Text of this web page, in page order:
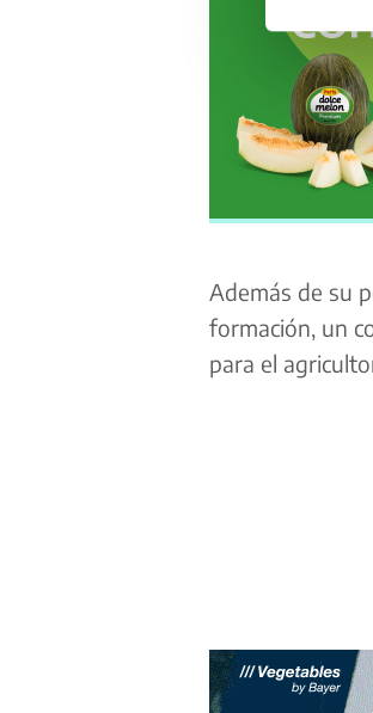
Además de su
formación, un
para el